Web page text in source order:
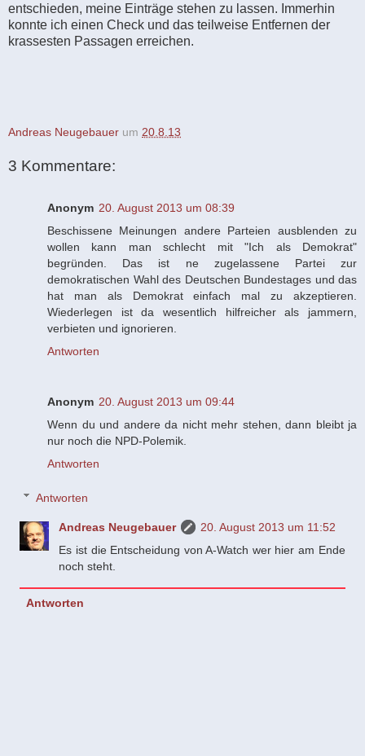
entschieden, meine Einträge stehen zu lassen. Immerhin
konnte ich einen Check und das teilweise Entfernen der
krassesten Passagen erreichen.
Andreas Neugebauer um 20.8.13
3 Kommentare:
Anonym 20. August 2013 um 08:39
Beschissene Meinungen andere Parteien ausblenden zu
wollen kann man schlecht mit "Ich als Demokrat"
begründen. Das ist ne zugelassene Partei zur
demokratischen Wahl des Deutschen Bundestages und das
hat man als Demokrat einfach mal zu akzeptieren.
Wiederlegen ist da wesentlich hilfreicher als jammern,
verbieten und ignorieren.
Antworten
Anonym 20. August 2013 um 09:44
Wenn du und andere da nicht mehr stehen, dann bleibt ja
nur noch die NPD-Polemik.
Antworten
Antworten
Andreas Neugebauer
20. August 2013 um 11:52
Es ist die Entscheidung von A-Watch wer hier am Ende
noch steht.
Antworten